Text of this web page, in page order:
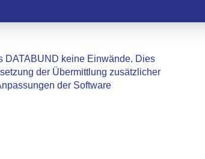
DATABUND keine Einwände. Dies
der Übermittlung zusätzlicher
der Software